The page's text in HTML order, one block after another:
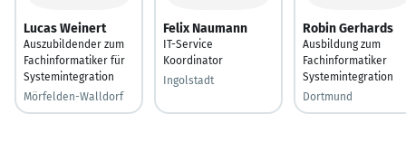
Lucas Weinert
Auszubildender zum
Fachinformatiker für
Systemintegration
Mörfelden-Walldorf
Felix Naumann
IT-Service
Koordinator
Ingolstadt
Robin Gerhards
Ausbildung zum
Fachinformatiker
Systemintegration
Dortmund